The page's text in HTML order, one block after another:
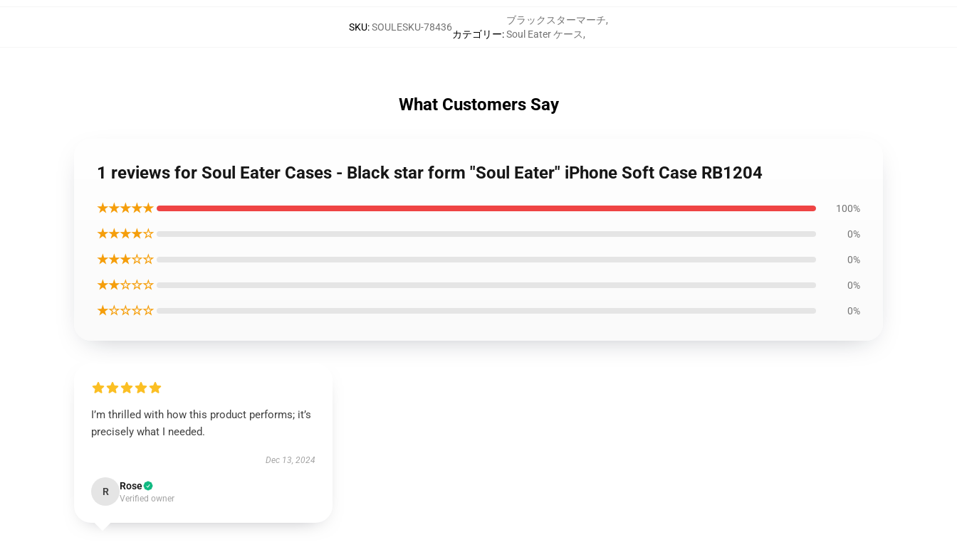
SKU:SOULESKU-78436
カテゴリー:
ブラックスターマーチ,
Soul Eater ケース,
What Customers Say
1 reviews for Soul Eater Cases - Black star form "Soul Eater" iPhone Soft Case RB1204
★★★★★ 100%
★★★★☆ 0%
★★★☆☆ 0%
★★☆☆☆ 0%
★☆☆☆☆ 0%
I’m thrilled with how this product performs; it’s
precisely what I needed.
Dec 13, 2024
R Rose
Verified owner